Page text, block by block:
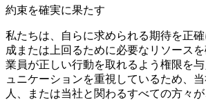
約束を確実に果たす
私たちは、自らに求められる期待を正
成または上回るために必要なリソース
業員が正しい行動を取れるよう権限を
ュニケーションを重視しているため、
人、または当社と関わるすべての方々